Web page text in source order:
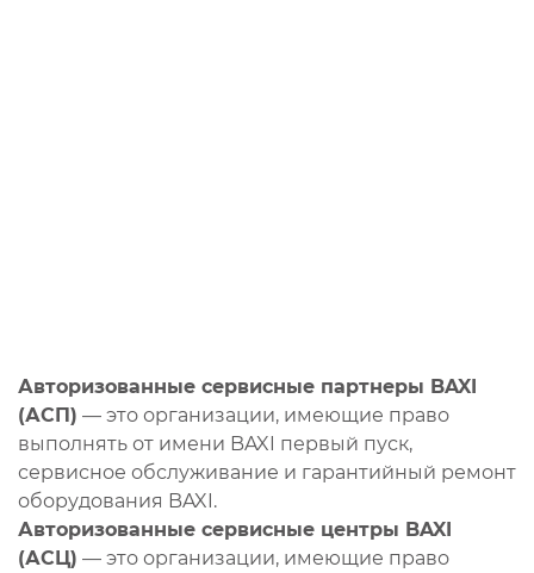
Авторизованные сервисные партнеры BAXI
(АСП) — это организации, имеющие право
выполнять от имени BAXI первый пуск,
сервисное обслуживание и гарантийный ремонт
оборудования BAXI.
Авторизованные сервисные центры BAXI
(АСЦ) — это организации, имеющие право